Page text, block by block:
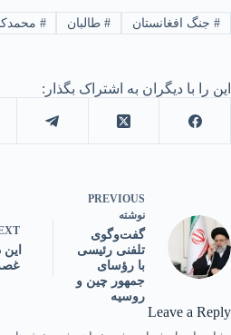
#جنگ افغانستان #طالبان #
این را با دیگران به اشتراک بگذار:
PREVIOUS
نوشته
گفت‌وگوی
تلفنی رئیسی
با رؤسای
جمهور چین و
روسیه
Leave a Reply